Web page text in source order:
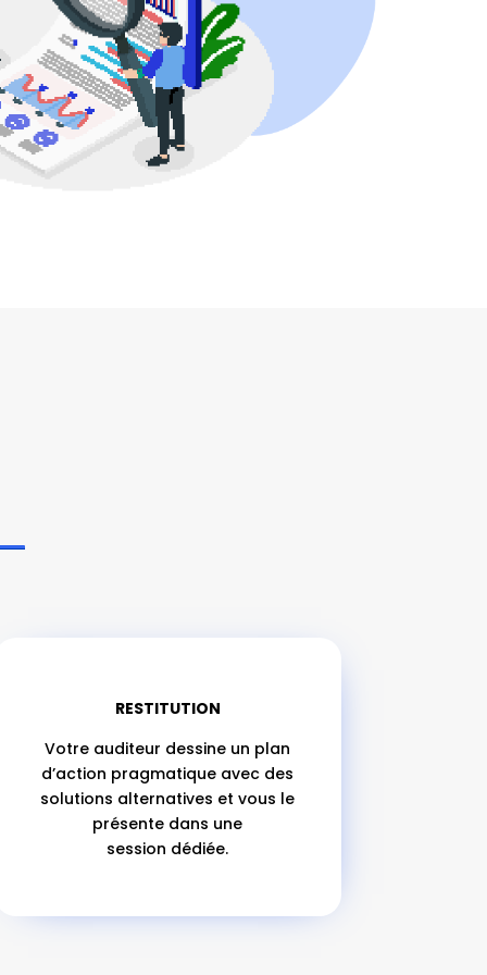
RESTITUTION
Votre auditeur dessine un plan
d’action pragmatique avec des
solutions alternatives et vous le
présente dans une
session dédiée.